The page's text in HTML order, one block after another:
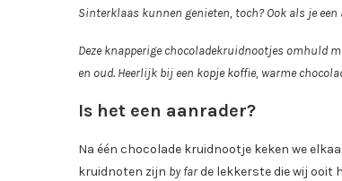
Sinterklaas kunnen genieten, toch? Ook als je
Deze knapperige chocoladekruidnootjes omhuld
en oud. Heerlijk bij een kopje koffie, warme
Is het een aanrader?
Na één chocolade kruidnootje keken we
kruidnoten zijn by farde lekkerste die wij ooit